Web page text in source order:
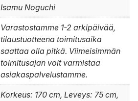
Isamu Noguchi
Varastostamme 1-2 arkipäivää,
tilaustuotteena toimitusaika
saattaa olla pitkä. Viimeisimmän
toimitusajan voit varmistaa
asiakaspalvelustamme.
Korkeus: 170 cm, Leveys: 75 cm,